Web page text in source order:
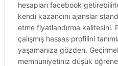
hesapları facebook
kendi kazancını ajanslar
etme fiyatlandırma kalitesini.
çalışmış hassas profilini
yaşamanıza gözden.
memnuniyetiniz düşük